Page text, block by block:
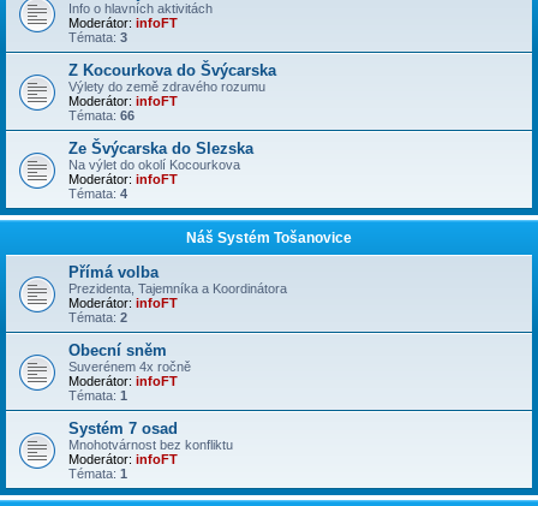
Info o hlavních aktivitách
Moderátor: infoFT
Témata: 3
Z Kocourkova do Švýcarska
Výlety do země zdravého rozumu
Moderátor: infoFT
Témata: 66
Ze Švýcarska do Slezska
Na výlet do okolí Kocourkova
Moderátor: infoFT
Témata: 4
Náš Systém Tošanovice
Přímá volba
Prezidenta, Tajemníka a Koordinátora
Moderátor: infoFT
Témata: 2
Obecní sněm
Suverénem 4x ročně
Moderátor: infoFT
Témata: 1
Systém 7 osad
Mnohotvárnost bez konfliktu
Moderátor: infoFT
Témata: 1